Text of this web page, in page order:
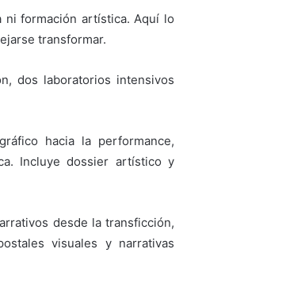
ni formación artística. Aquí lo
transformar.
dos laboratorios intensivos
hacia la performance,
Incluye dossier artístico y
desde la transficción,
visuales y narrativas